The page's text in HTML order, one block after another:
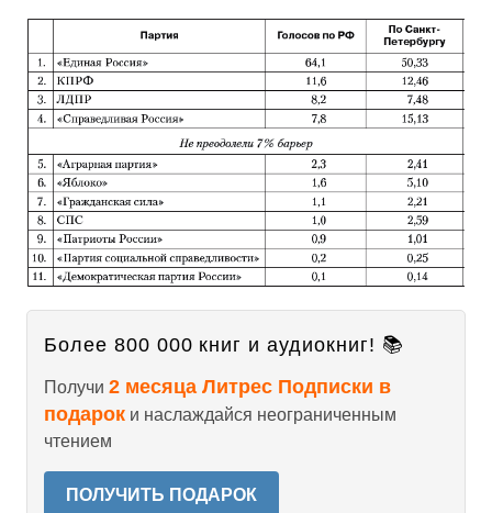
Более 800 000 книг и аудиокниг! 📚
Получи 2 месяца Литрес Подписки в
подарок и наслаждайся неограниченным
чтением
ПОЛУЧИТЬ ПОДАРОК